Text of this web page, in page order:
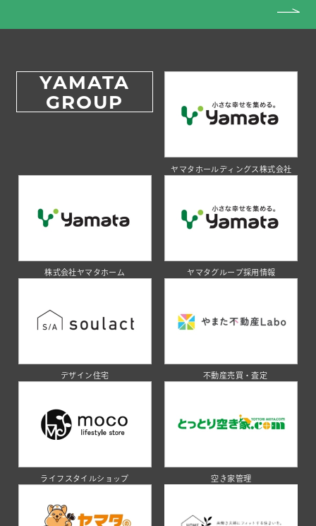
YAMATA
GROUP
ヤマタホールディングス株式会社
株式会社ヤマタホーム ヤマタグループ採用情報
デザイン住宅 不動産売買・査定
ライフスタイルショップ 空き家管理